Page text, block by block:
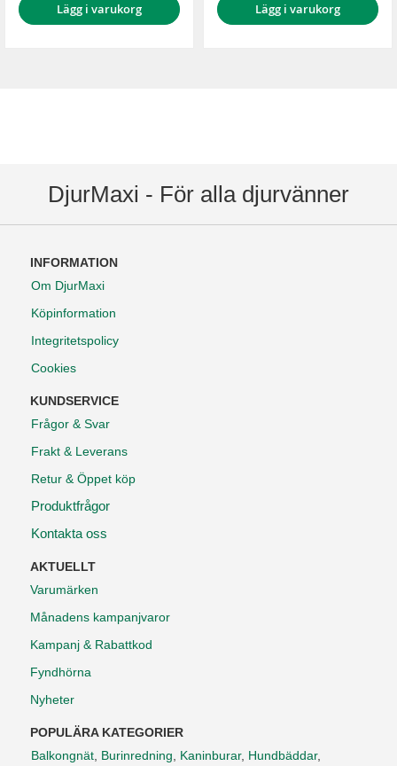
Lägg i varukorg Lägg i varukorg
DjurMaxi - För alla djurvänner
INFORMATION
Om DjurMaxi
Köpinformation
Integritetspolicy
Cookies
KUNDSERVICE
Frågor & Svar
Frakt & Leverans
Retur & Öppet köp
Produktfrågor
Kontakta oss
AKTUELLT
Varumärken
Månadens kampanjvaror
Kampanj & Rabattkod
Fyndhörna
Nyheter
POPULÄRA KATEGORIER
Balkongnät, Burinredning, Kaninburar, Hundbäddar,